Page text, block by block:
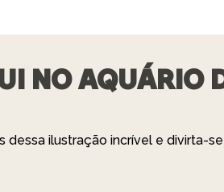
NO AQUÁRIO
dessa ilustração incrível e divirta-